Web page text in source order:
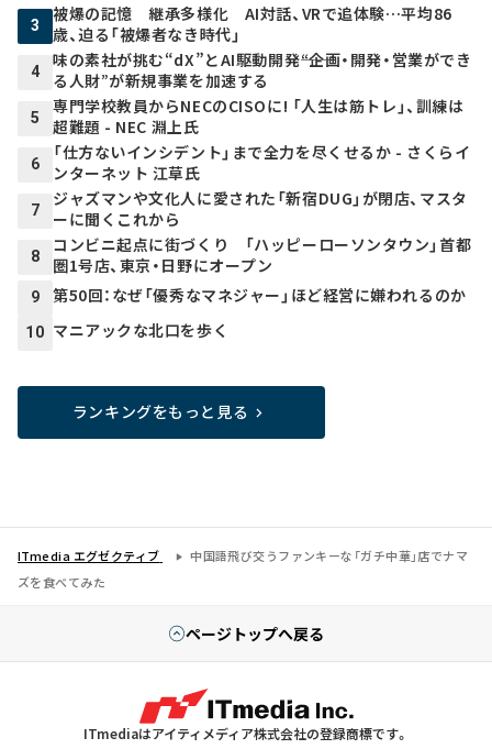
3
被爆の記憶 継承多様化 AI対話、VRで追体験…平均86
歳、迫る「被爆者なき時代」
4
味の素社が挑む“dX”とAI駆動開発――“企画・開発・営業ができ
る人財”が新規事業を加速する
5
専門学校教員からNECのCISOに! 「人生は筋トレ」、訓練は
超難題 - NEC 淵上氏
6
「仕方ないインシデント」まで全力を尽くせるか - さくらイ
ンターネット 江草氏
7
ジャズマンや文化人に愛された「新宿DUG」が閉店、マスタ
ーに聞くこれから
8
コンビニ起点に街づくり 「ハッピーローソンタウン」首都
圏1号店、東京・日野にオープン
9 第50回：なぜ「優秀なマネジャー」ほど経営に嫌われるのか
10 マニアックな北口を歩く
ランキングをもっと見る
ITmedia エグゼクティブ
中国語飛び交うファンキーな「ガチ中華」店でナマ
ズを食べてみた
ページトップへ戻る
ITmediaはアイティメディア株式会社の登録商標です。